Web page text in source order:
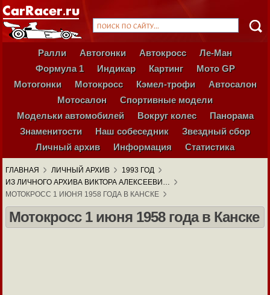
Ралли Автогонки Автокросс
Ле-Ман
Формула 1
Индикар Картинг
Мото GP
Мотогонки
Мотокросс Кэмел-трофи
Автосалон
Мотосалон
Спортивные модели
Модельки автомобилей
Вокруг колес
Панорама
Знаменитости
Наш собеседник
Звездный сбор
Личный архив
Информация Статистика
ГЛАВНАЯ ЛИЧНЫЙ АРХИВ
1993 ГОД
ИЗ ЛИЧНОГО АРХИВА ВИКТОРА АЛЕКСЕЕВИ…
МОТОКРОСС 1 ИЮНЯ 1958 ГОДА В КАНСКЕ
Мотокросс 1 июня 1958 года в Канске